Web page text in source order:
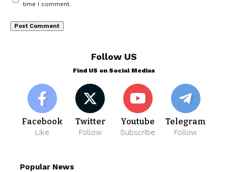
time I comment.
Follow US
Find US on Social Medias
Facebook
Like
Twitter
Follow
Youtube
Subscribe
Telegram
Follow
Popular News